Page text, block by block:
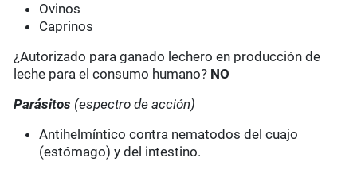
Ovinos
Caprinos
¿Autorizado para ganado lechero en producción de
leche para el consumo humano? NO
Parásitos (espectro de acción)
Antihelmíntico contra nematodos del cuajo
(estómago) y del intestino.